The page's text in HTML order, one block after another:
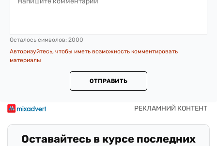
Осталось символов: 2000
Авторизуйтесь, чтобы иметь возможность комментировать
материалы
ОТПРАВИТЬ
Оставайтесь в курсе последних